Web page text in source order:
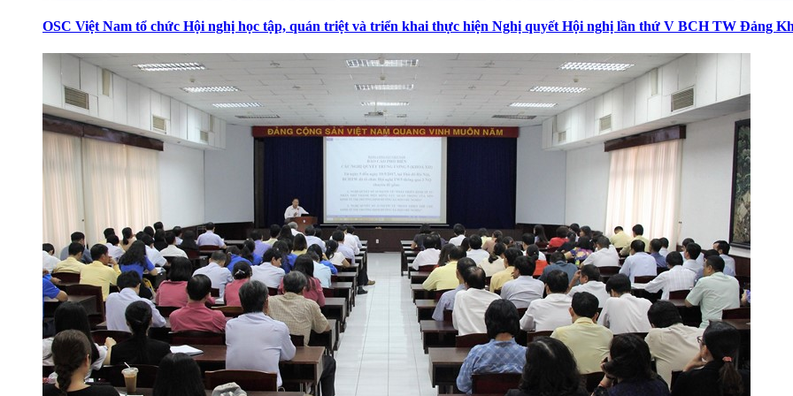
OSC Việt Nam tổ chức Hội nghị học tập, quán triệt và triển khai thực hiện Nghị quyết Hội nghị lần thứ V BCH TW Đảng